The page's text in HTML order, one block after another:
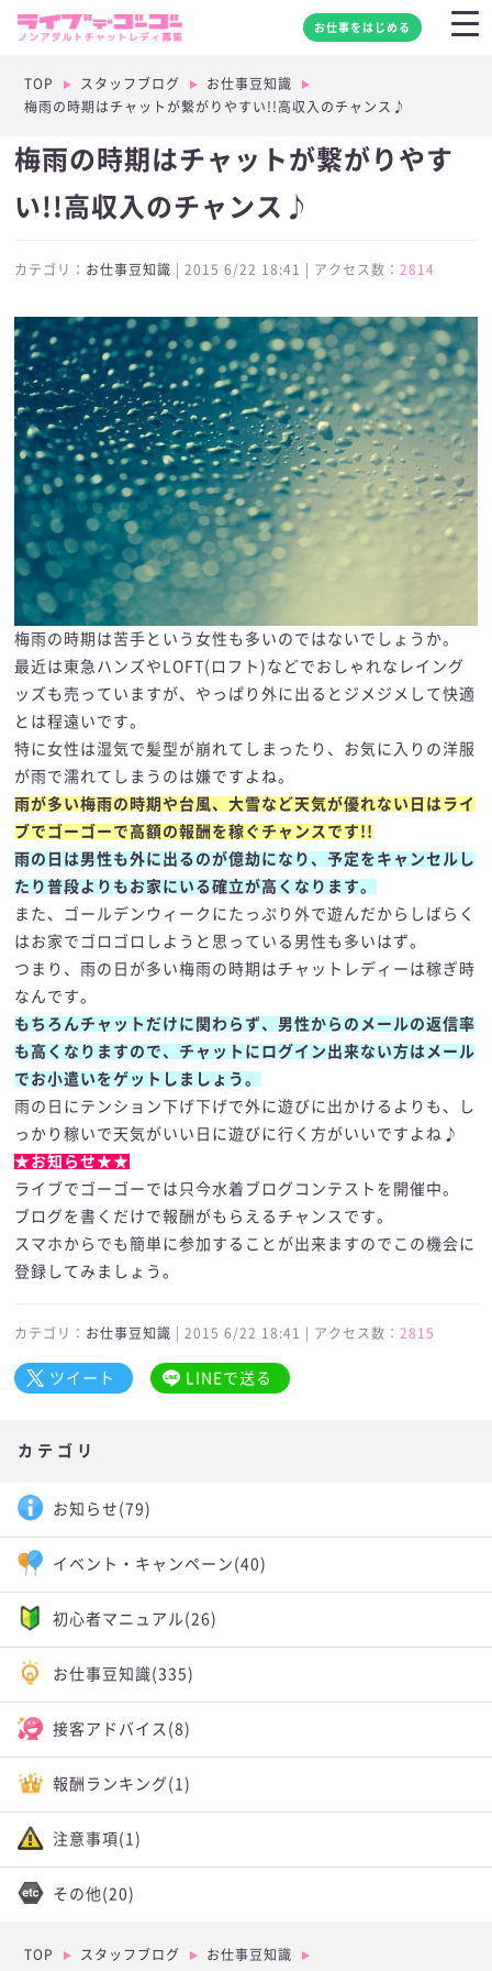
お仕事をはじめる
TOP スタッフブログ
お仕事豆知識
梅雨の時期はチャットが繋がりやすい!!高収入のチャンス♪
梅雨の時期はチャットが繋がりやす
い!!高収入のチャンス♪
カテゴリ： お仕事豆知識 | 2015 6/22 18:41 | アクセス数：2814
梅雨の時期は苦手という女性も多いのではないでしょうか。
最近は東急ハンズやLOFT(ロフト)などでおしゃれなレイング
ッズも売っていますが、やっぱり外に出るとジメジメして快適
とは程遠いです。
特に女性は湿気で髪型が崩れてしまったり、お気に入りの洋服
が雨で濡れてしまうのは嫌ですよね。
雨が多い梅雨の時期や台風、大雪など天気が優れない日はライ
ブでゴーゴーで高額の報酬を稼ぐチャンスです!!
雨の日は男性も外に出るのが億劫になり、予定をキャンセルし
たり普段よりもお家にいる確立が高くなります。
また、ゴールデンウィークにたっぷり外で遊んだからしばらく
はお家でゴロゴロしようと思っている男性も多いはず。
つまり、雨の日が多い梅雨の時期はチャットレディーは稼ぎ時
なんです。
もちろんチャットだけに関わらず、男性からのメールの返信率
も高くなりますので、チャットにログイン出来ない方はメール
でお小遣いをゲットしましょう。
雨の日にテンション下げ下げで外に遊びに出かけるよりも、し
っかり稼いで天気がいい日に遊びに行く方がいいですよね♪
★お知らせ★★
ライブでゴーゴーでは只今水着ブログコンテストを開催中。
ブログを書くだけで報酬がもらえるチャンスです。
スマホからでも簡単に参加することが出来ますのでこの機会に
登録してみましょう。
カテゴリ： お仕事豆知識 | 2015 6/22 18:41 | アクセス数：2815
ツイート LINEで送る
カテゴリ
お知らせ (79)
イベント・キャンペーン (40)
初心者マニュアル(26)
お仕事豆知識(335)
接客アドバイス (8)
報酬ランキング (1)
注意事項 (1)
その他 (20)
TOP スタッフブログ お仕事豆知識